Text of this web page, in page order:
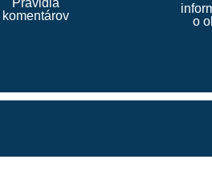
komentárov
o